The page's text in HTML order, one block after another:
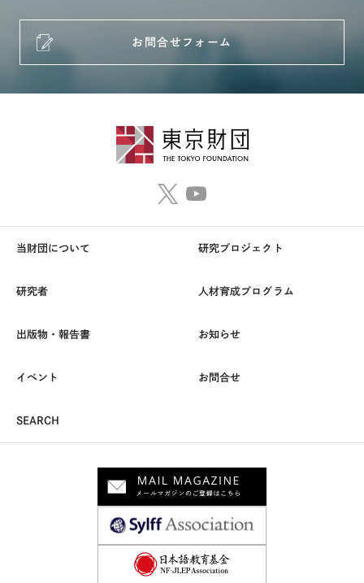
お問合せフォーム
当財団について 研究プロジェクト
研究者 人材育成プログラム
出版物・報告書 お知らせ
イベント お問合せ
SEARCH